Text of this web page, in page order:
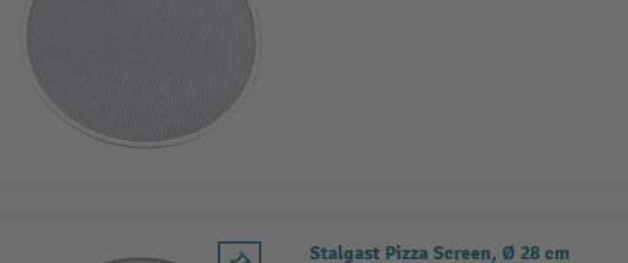
Stalgast Pizza Screen, Ø 28 cm